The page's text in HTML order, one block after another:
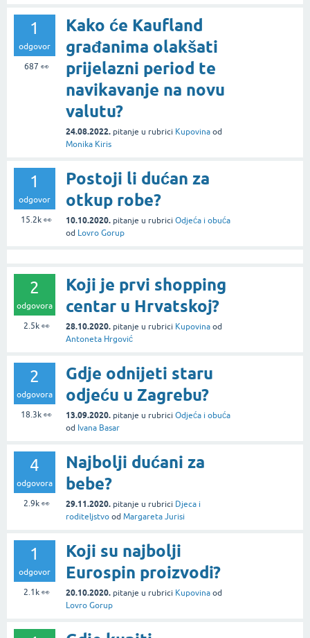
1
odgovor
687 👀
Kako će Kaufland
građanima olakšati
prijelazni period te
navikavanje na novu
valutu?
24.08.2022. pitanje u rubrici Kupovina od
Monika Kiris
1
odgovor
15.2k 👀
Postoji li dućan za
otkup robe?
10.10.2020. pitanje u rubrici Odjeća i obuća
od Lovro Gorup
2
odgovora
2.5k👀
Koji je prvi shopping
centar u Hrvatskoj?
28.10.2020. pitanje u rubrici Kupovina od
Antoneta Hrgović
2
odgovora
18.3k 👀
Gdje odnijeti staru
odjeću u Zagrebu?
13.09.2020. pitanje u rubrici Odjeća i obuća
od Ivana Basar
4
odgovora
2.9k👀
Najbolji dućani za
bebe?
29.11.2020. pitanje u rubrici Djeca i
roditeljstvo od Margareta Jurisi
1
odgovor
2.1k👀
Koji su najbolji
Eurospin proizvodi?
20.10.2020. pitanje u rubrici Kupovina od
Lovro Gorup